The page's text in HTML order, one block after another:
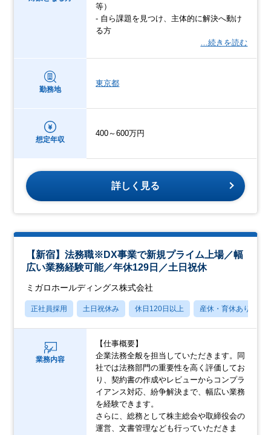
等）
- 自ら課題を見つけ、主体的に解決へ動け
る方
…続きを読む
勤務地
東京都
想定年収
400～600万円
詳しく見る
【新宿】法務職※DX事業で新規プライム上場／幅
広い業務経験可能／年休129日／土日祝休
ミガロホールディングス株式会社
正社員採用 土日祝休み 休日120日以上 産休・育休あり
業務内容
【仕事概要】
企業法務全般を担当していただきます。同
社では法務部門の重要性を高く評価してお
り、契約書の作成やレビューからコンプラ
イアンス対応、紛争解決まで、幅広い業務
を経験できます。
さらに、総務として株主総会や取締役会の
運営、文書管理なども行っていただきま